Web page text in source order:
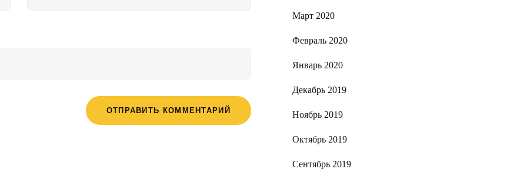
Март 2020
Февраль 2020
Январь 2020
Декабрь 2019
Ноябрь 2019
Октябрь 2019
Сентябрь 2019